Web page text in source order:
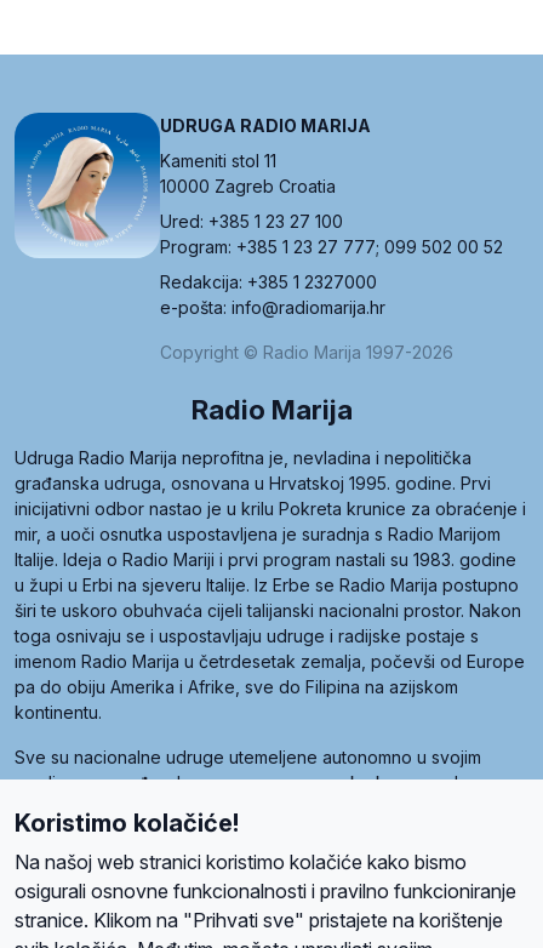
UDRUGA RADIO MARIJA
Kameniti stol 11
10000 Zagreb Croatia
Ured: +385 1 23 27 100
Program: +385 1 23 27 777; 099 502 00 52
Redakcija: +385 1 2327000
e-pošta: info@radiomarija.hr
Copyright © Radio Marija 1997-2026
Radio Marija
Udruga Radio Marija neprofitna je, nevladina i nepolitička
građanska udruga, osnovana u Hrvatskoj 1995. godine. Prvi
inicijativni odbor nastao je u krilu Pokreta krunice za obraćenje i
mir, a uoči osnutka uspostavljena je suradnja s Radio Marijom
Italije. Ideja o Radio Mariji i prvi program nastali su 1983. godine
u župi u Erbi na sjeveru Italije. Iz Erbe se Radio Marija postupno
širi te uskoro obuhvaća cijeli talijanski nacionalni prostor. Nakon
toga osnivaju se i uspostavljaju udruge i radijske postaje s
imenom Radio Marija u četrdesetak zemalja, počevši od Europe
pa do obiju Amerika i Afrike, sve do Filipina na azijskom
kontinentu.
Sve su nacionalne udruge utemeljene autonomno u svojim
zemljama, a međusobna su povezane preko krovne udruge
pod nazivom Svjetska obitelj Radio Marije (World Family of
Radio Maria). Svjetsku obitelj utemeljilo je sedam članica, među
kojima je i hrvatska Udruga Radio Marija.
Koristimo kolačiće!
Na našoj web stranici koristimo kolačiće kako bismo
osigurali osnovne funkcionalnosti i pravilno funkcioniranje
stranice. Klikom na "Prihvati sve" pristajete na korištenje